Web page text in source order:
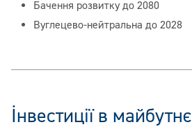
Бачення розвитку до 2080
Вуглецево-нейтральна до 2028
Інвестиції в майбутнє